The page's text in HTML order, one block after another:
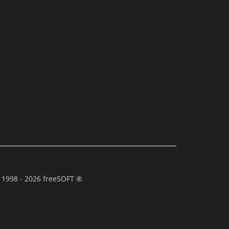
- 2026 freeSOFT ®